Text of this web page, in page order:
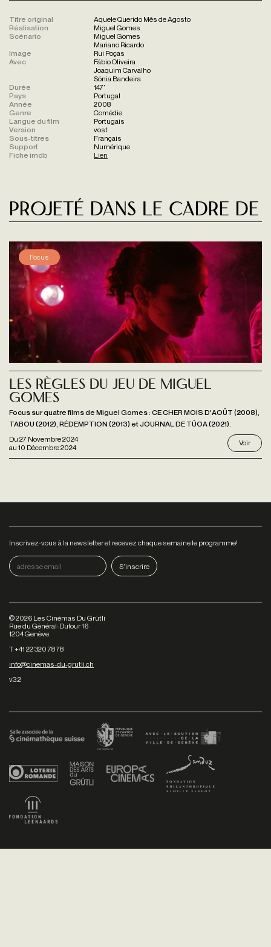
Titre original
Aquele Querido Mês de Agosto
Réalisation
Miguel Gomes
Scénario
Miguel Gomes
Mariano Ricardo
Image
Rui Poças
Avec
Fábio Oliveira
Joaquim Carvalho
Sónia Bandeira
Durée
147'
Pays
Portugal
Année
2008
Genre
Comédie
Langue du film
Portugais
Version
vost
Sous-titres
Français
Support
Numérique
Fiche imdb
Lien
Projeté dans le cadre de
Focus
Du 27 Novembre 2024
au 10 Décembre 2024
Les règles du jeu de Miguel
Gomes
Focus sur quatre films de Miguel Gomes : CE CHER MOIS D'AOÛT (2008),
TABOU (2012), RÉDEMPTION (2013) et JOURNAL DE TÛOA (2021).
Voir
Inscrivez-vous à la newsletter et recevez chaque semaine le programme!
©2026 Les Cinémas Du Grütli
Rue du Général-Dufour 16
1204 Genève
T +41 22 320 78 78
info@cinemas-du-grutli.ch
v3.2